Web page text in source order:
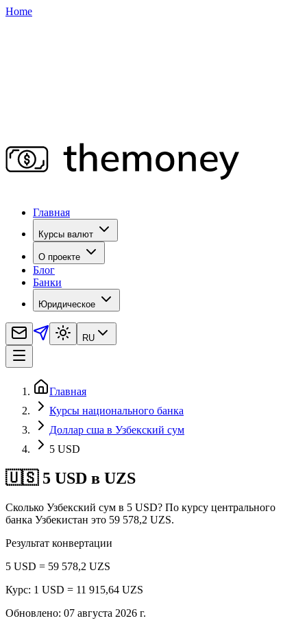
Home
Главная
Курсы валют
О проекте
Блог
Банки
Юридическое
RU
Главная
Курсы национального банка
Доллар сша в Узбекский сум
5 USD
🇺🇸 5 USD в UZS
Сколько Узбекский сум в 5 USD? По курсу центрального
банка Узбекистан это 59 578,2 UZS.
Результат конвертации
5 USD = 59 578,2 UZS
Курс: 1 USD = 11 915,64 UZS
Обновлено: 07 августа 2026 г.